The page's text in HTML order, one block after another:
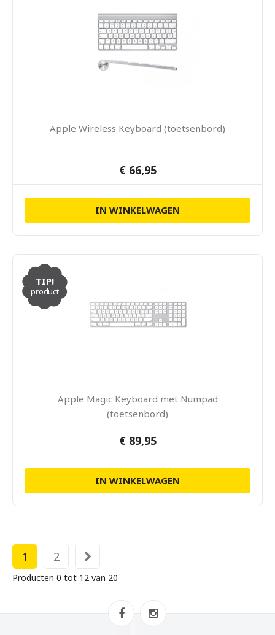
Apple Wireless Keyboard (toetsenbord)
€ 66,95
IN WINKELWAGEN
TIP!
product
Apple Magic Keyboard met Numpad
(toetsenbord)
€ 89,95
IN WINKELWAGEN
1 2
Producten 0 tot 12 van 20